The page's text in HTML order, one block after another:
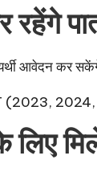
रहेंगे
आवेदन कर
2024,